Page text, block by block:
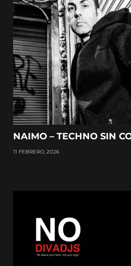
NAIMO – TECHNO SIN
11 FEBRERO, 2026